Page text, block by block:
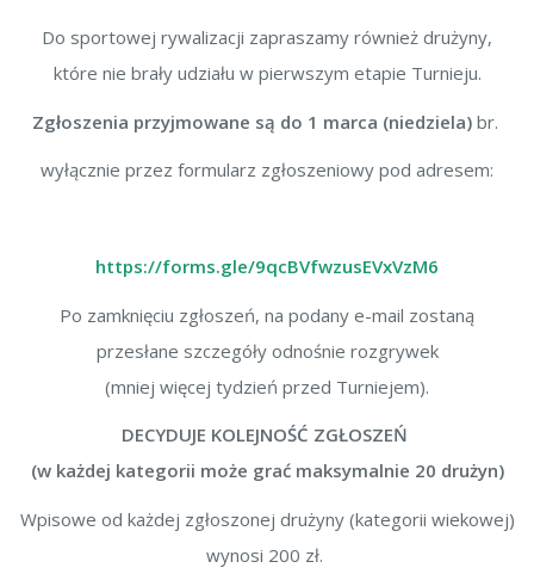
Do sportowej rywalizacji zapraszamy również drużyny,
które nie brały udziału w pierwszym etapie Turnieju.
Zgłoszenia przyjmowane są do 1 marca (niedziela)br.
wyłącznie przez formularz zgłoszeniowy pod adresem:
https://forms.gle/9qcBVfwzusEVxVzM6
Po zamknięciu zgłoszeń, na podany e-mail zostaną
przesłane szczegóły odnośnie rozgrywek
(mniej więcej tydzień przed Turniejem).
DECYDUJE KOLEJNOŚĆ ZGŁOSZEŃ
(w każdej kategorii może grać maksymalnie 20 drużyn)
Wpisowe od każdej zgłoszonej drużyny (kategorii wiekowej)
wynosi 200 zł.